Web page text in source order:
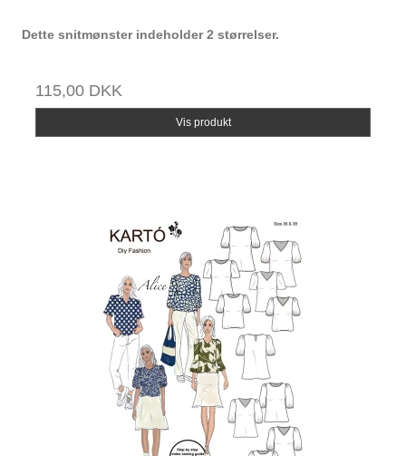
Dette snitmønster indeholder 2 størrelser.
115,00 DKK
Vis produkt